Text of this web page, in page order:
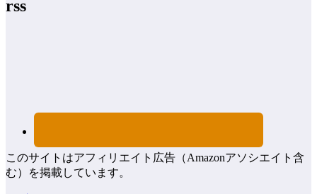
rss
このサイトはアフィリエイト広告（Amazonアソシエイト含
む）を掲載しています。